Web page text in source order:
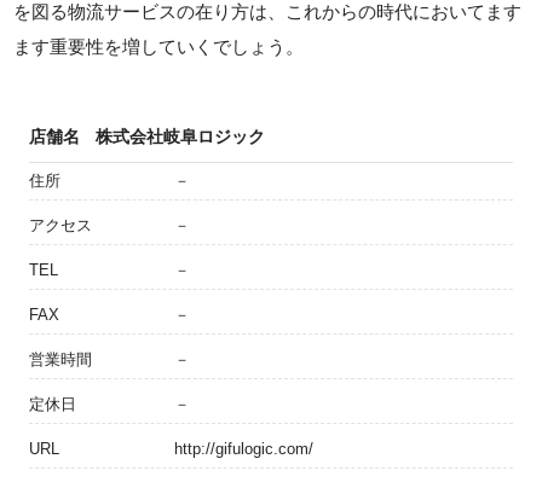
を図る物流サービスの在り方は、これからの時代においてます
ます重要性を増していくでしょう。
店舗名 株式会社岐阜ロジック
住所 －
アクセス －
TEL －
FAX －
営業時間 －
定休日 －
URL http://gifulogic.com/